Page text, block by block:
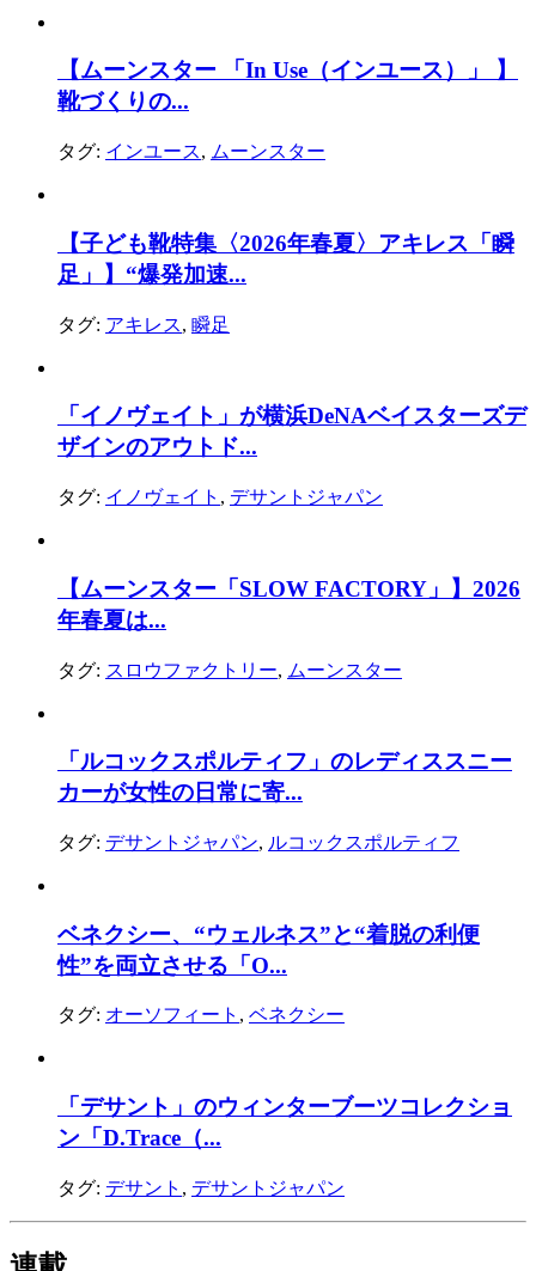
【ムーンスター 「In Use（インユース）」 】
靴づくりの...
タグ: インユース, ムーンスター
【子ども靴特集〈2026年春夏〉アキレス「瞬
足」】“爆発加速...
タグ: アキレス, 瞬足
「イノヴェイト」が横浜DeNAベイスターズデ
ザインのアウトド...
タグ: イノヴェイト , デサントジャパン
【ムーンスター「SLOW FACTORY」】2026
年春夏は...
タグ: スロウファクトリー, ムーンスター
「ルコックスポルティフ」のレディススニー
カーが女性の日常に寄...
タグ: デサントジャパン, ルコックスポルティフ
ベネクシー、“ウェルネス”と“着脱の利便
性”を両立させる「O...
タグ: オーソフィート , ベネクシー
「デサント」のウィンターブーツコレクショ
ン「D.Trace（...
タグ: デサント , デサントジャパン